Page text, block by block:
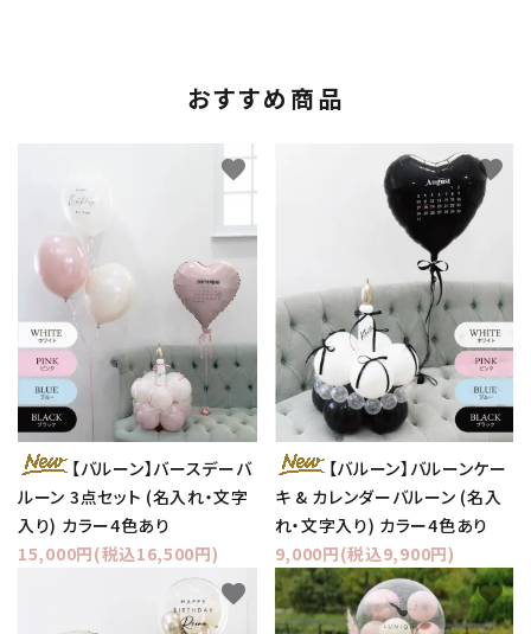
おすすめ商品
【バルーン】バースデーバ
ルーン 3点セット (名入れ・文字
入り) カラー4色あり
15,000円(税込16,500円)
favorite
【バルーン】バルーンケー
キ & カレンダーバルーン (名入
れ・文字入り) カラー4色あり
9,000円(税込9,900円)
favorite
favorite favorite